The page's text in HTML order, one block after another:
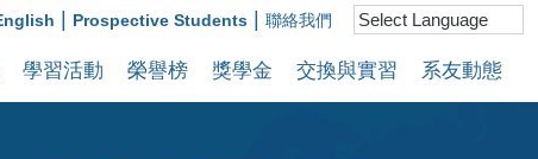
Prospective Students 聯絡我們
學習活動 榮譽榜 獎學金 交換與實習 系友動態